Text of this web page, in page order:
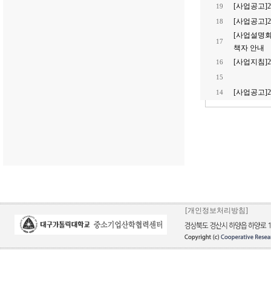
19 [사업공고
18 [사업공고
17
[사업설명
책자 안내
16 [사업지침
15
14 [사업공고
[개인정보처리방침]